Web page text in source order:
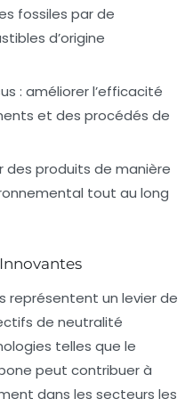
fossiles par de
d’origine
: améliorer l’efficacité
et des procédés de
des produits de manière
tout au long
représentent un levier de
de neutralité
telles que le
peut contribuer à
dans les secteurs les